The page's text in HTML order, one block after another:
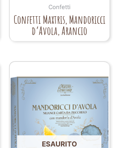
Confetti
Confetti Maxtris, Mandoricci
d’Avola, Arancio
ESAURITO